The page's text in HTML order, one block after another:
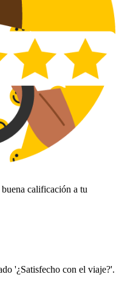
calificación a tu
'¿Satisfecho con el viaje?'.